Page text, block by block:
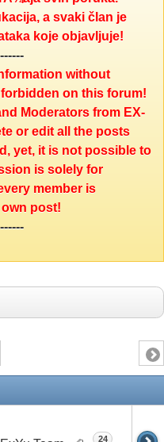
a svaki član je
koje objavljuje!
without
on this forum!
Moderators from EX-
or edit all the posts
yet, it is not possible to
is solely for
member is
post!
24